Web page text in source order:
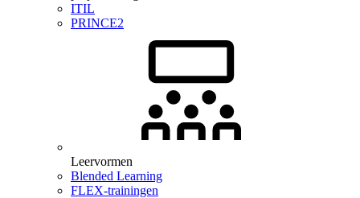
ITIL
PRINCE2
Leervormen
Blended Learning
FLEX-trainingen